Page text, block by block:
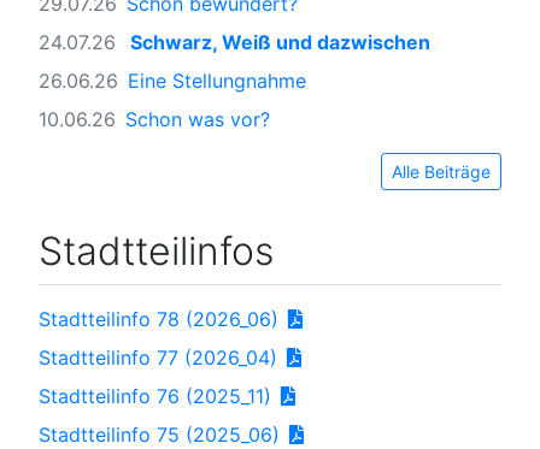
24.07.26
Schwarz, Weiß und dazwischen
26.06.26 Eine Stellungnahme
10.06.26 Schon was vor?
Alle Beiträge
Stadtteilinfos
Stadtteilinfo 78 (2026_06)
Stadtteilinfo 77 (2026_04)
Stadtteilinfo 76 (2025_11)
Stadtteilinfo 75 (2025_06)